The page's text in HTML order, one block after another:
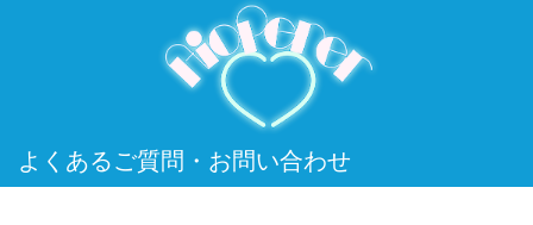
よくあるご質問・お問い合わせ